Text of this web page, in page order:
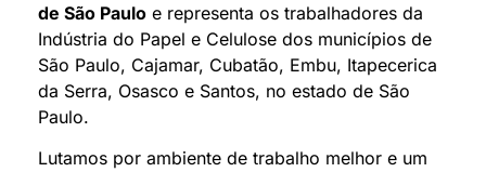
de São Paulo e representa os trabalhadores da
Indústria do Papel e Celulose dos municípios de
São Paulo, Cajamar, Cubatão, Embu, Itapecerica
da Serra, Osasco e Santos, no estado de São
Paulo.
Lutamos por ambiente de trabalho melhor e um